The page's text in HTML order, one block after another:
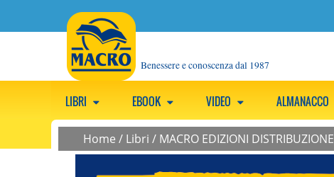
Benessere e conoscenza dal 1987
LIBRI EBOOK VIDEO ALMANACCO
Home / Libri / MACRO EDIZIONI DISTRIBUZIONE